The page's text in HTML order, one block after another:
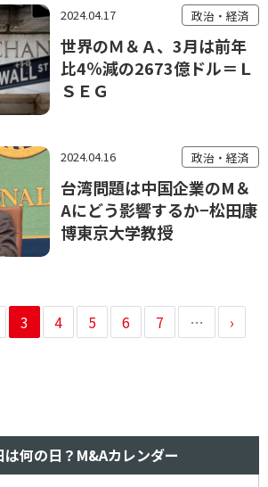
2024.04.17 政治・経済
世界のＭ＆Ａ、3月は前年
比4％減の2673億ドル＝Ｌ
ＳＥＧ
2024.04.16 政治・経済
台湾問題は中国企業のM＆
Aにどう影響するか−松田康
博東京大学教授
3 4 5 6 7 …
›
は何の日？M&Aカレンダー